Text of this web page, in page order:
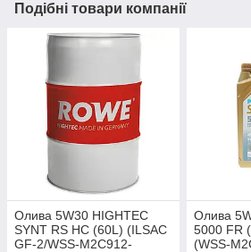
Подібні товари компанії
Олива 5W30 HIGHTEC
SYNT RS HC (60L) (ILSAC
GF-2/WSS-M2C912-
Олива
5000 FR
(WSS-